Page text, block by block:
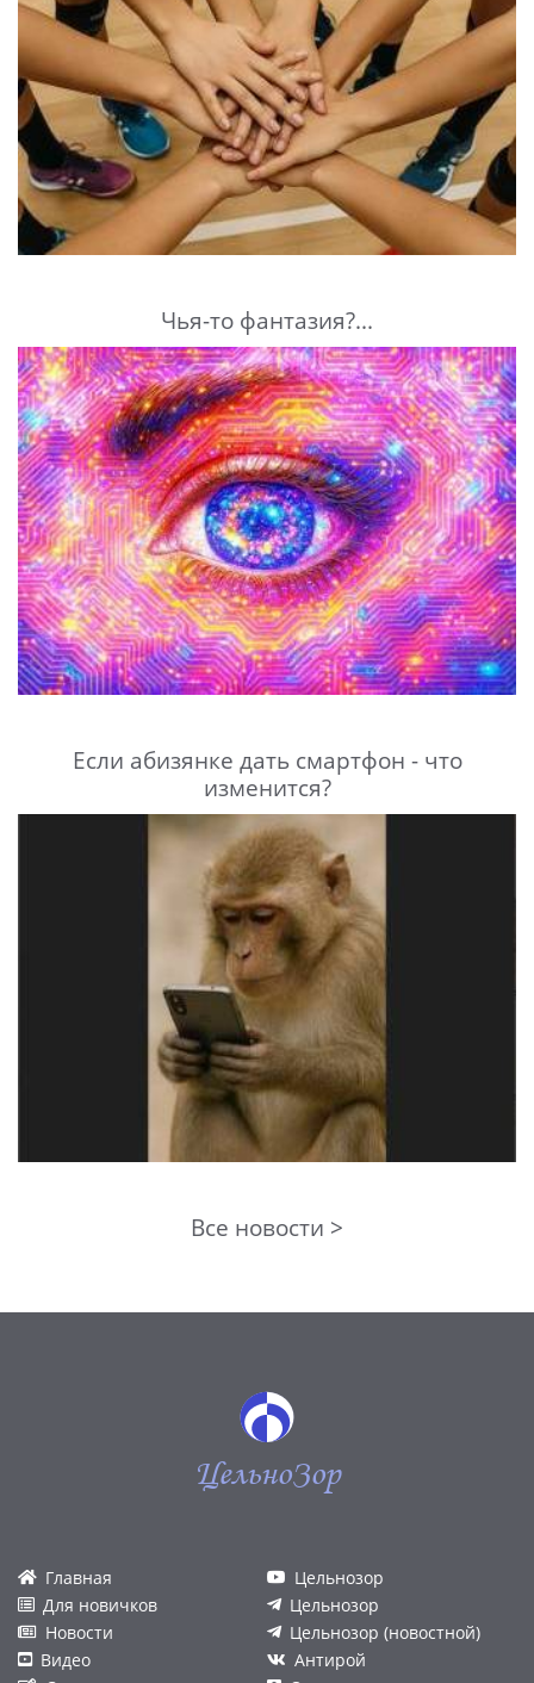
Чья-то фантазия?...
Если абизянке дать смартфон - что
изменится?
Все новости >
ЦельноЗор
Главная
Для новичков
Новости
Видео
Цельнозор
Цельнозор
Цельнозор (новостной)
Антирой